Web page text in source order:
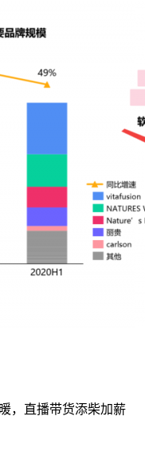
，直播带货添柴加薪